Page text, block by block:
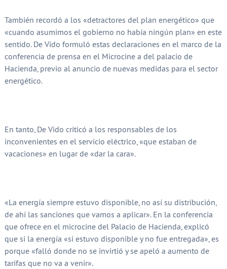
También recordó a los «detractores del plan energético» que
«cuando asumimos el gobierno no había ningún plan» en este
sentido. De Vido formuló estas declaraciones en el marco de la
conferencia de prensa en el Microcine a del palacio de
Hacienda, previo al anuncio de nuevas medidas para el sector
energético.
En tanto, De Vido criticó a los responsables de los
inconvenientes en el servicio eléctrico, «que estaban de
vacaciones» en lugar de «dar la cara».
«La energía siempre estuvo disponible, no así su distribución,
de ahí las sanciones que vamos a aplicar». En la conferencia
que ofrece en el microcine del Palacio de Hacienda, explicó
que si la energía «si estuvo disponible y no fue entregada», es
porque «falló donde no se invirtió y se apeló a aumento de
tarifas que no va a venir».